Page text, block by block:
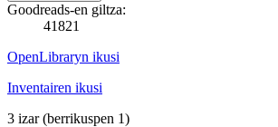
Goodreads-en giltza:
41821
OpenLibraryn ikusi
Inventairen ikusi
3 izar(berrikuspen 1)